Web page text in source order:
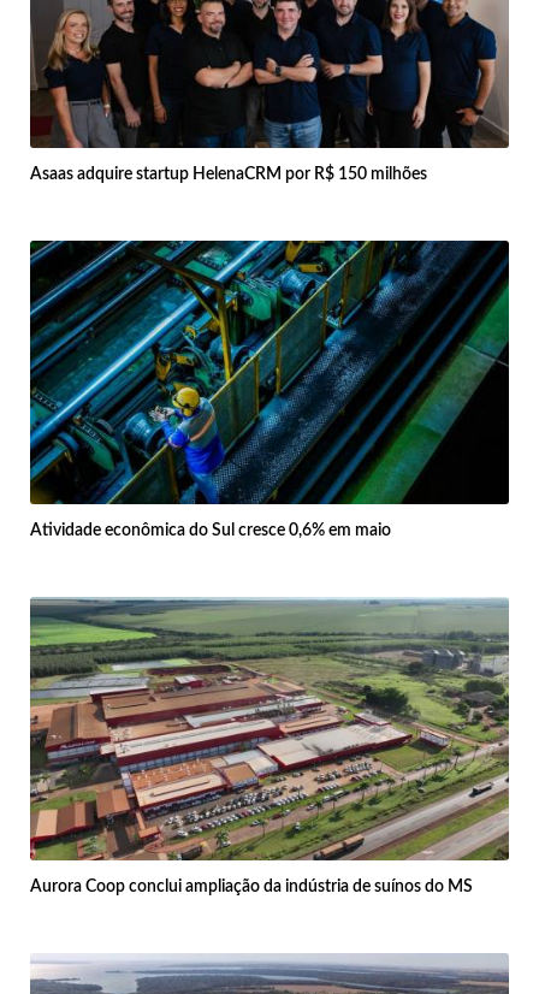
Asaas adquire startup HelenaCRM por R$ 150 milhões
Atividade econômica do Sul cresce 0,6% em maio
Aurora Coop conclui ampliação da indústria de suínos do MS